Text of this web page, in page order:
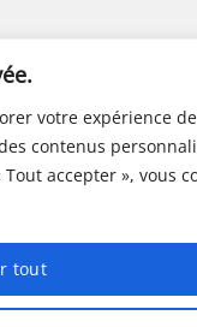
votre expérience de
contenus
accepter », vous
tout